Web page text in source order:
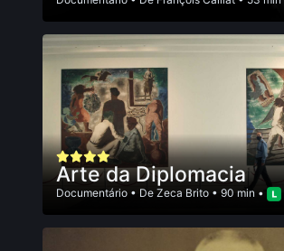
Arte da Diplomacia
Documentário • De Zeca Brito • 90 min •